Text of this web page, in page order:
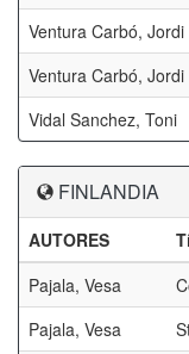
Ventura Carbó, Jordi
Ventura Carbó, Jordi
Vidal Sanchez, Toni
FINLANDIA
AUTORES
Pajala, Vesa
Pajala, Vesa